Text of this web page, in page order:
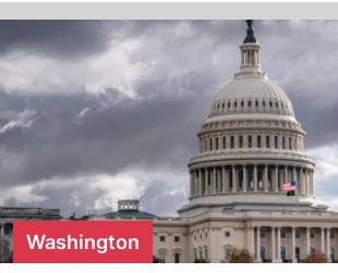
Washington